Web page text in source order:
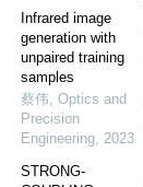
Infrared image
generation with
unpaired training
samples
蔡伟, Optics and
Precision
Engineering, 2023
STRONG-